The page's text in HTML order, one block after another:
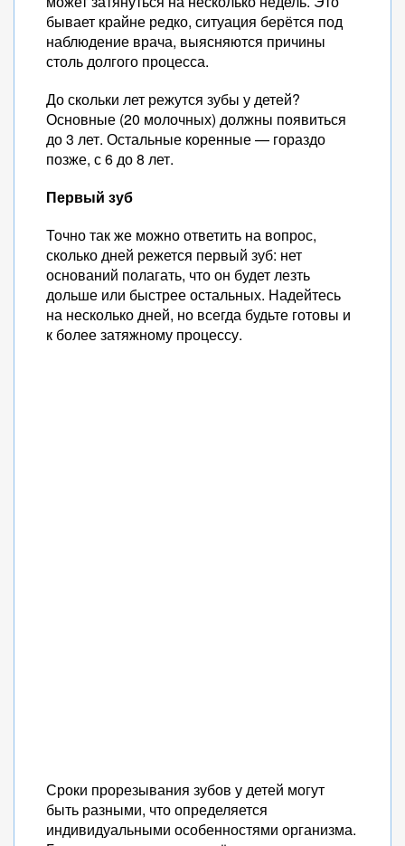
бывает крайне редко, ситуация берётся под
наблюдение врача, выясняются причины
столь долгого процесса.
До скольки лет режутся зубы у детей?
Основные (20 молочных) должны появиться
до 3 лет. Остальные коренные — гораздо
позже, с 6 до 8 лет.
Первый зуб
Точно так же можно ответить на вопрос,
сколько дней режется первый зуб: нет
оснований полагать, что он будет лезть
дольше или быстрее остальных. Надейтесь
на несколько дней, но всегда будьте готовы и
к более затяжному процессу.
Сроки прорезывания зубов у детей могут
быть разными, что определяется
индивидуальными особенностями организма.